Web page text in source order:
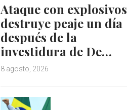
Ataque con explosivos
destruye peaje un día
después de la
investidura de De…
8 agosto, 2026